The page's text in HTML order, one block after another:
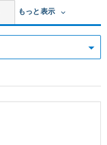
もっと表示